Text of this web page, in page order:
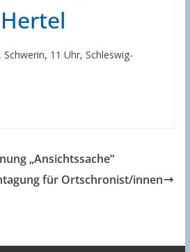
11 Uhr, Schleswig-
„Ansichtssache“
für Ortschronist/innen